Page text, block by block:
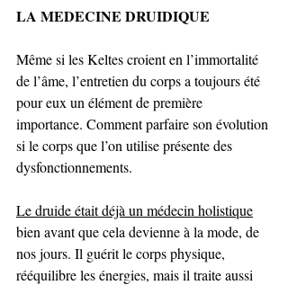
LA MEDECINE DRUIDIQUE
Même si les Keltes croient en l’immortalité
de l’âme, l’entretien du corps a toujours été
pour eux un élément de première
importance. Comment parfaire son évolution
si le corps que l’on utilise présente des
dysfonctionnements.
Le druide était déjà un médecin holistique
bien avant que cela devienne à la mode, de
nos jours. Il guérit le corps physique,
rééquilibre les énergies, mais il traite aussi